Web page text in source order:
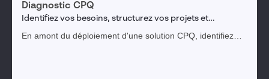
Diagnostic CPQ
Identifiez vos besoins, structurez vos projets et
choisissez la solution CPQ idéale pour votre entreprise.
En amont du déploiement d'une solution CPQ, identifiez